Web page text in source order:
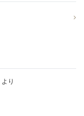
より